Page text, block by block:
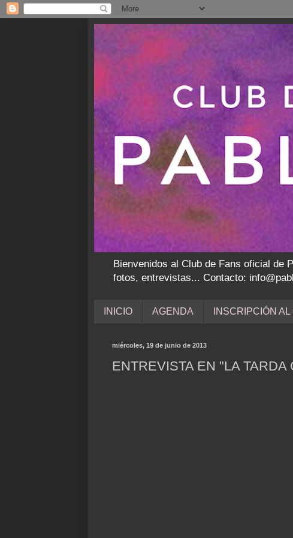
Bienvenidos al Club de Fans oficial de
fotos, entrevistas... Contacto:
INICIO AGENDA INSCRIPCIÓN
miércoles, 19 de junio de 2013
ENTREVISTA EN "LA TARDA